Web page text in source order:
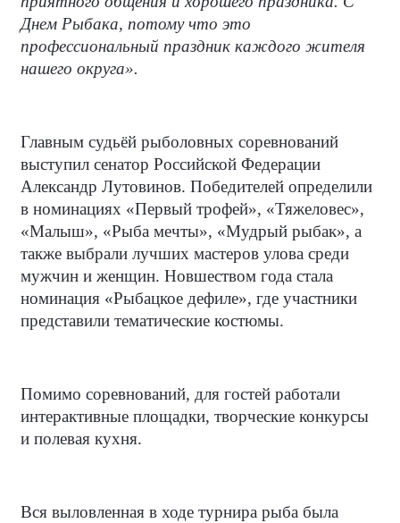
Днем Рыбака, потому что это
профессиональный праздник каждого жителя
нашего округа».
Главным судьёй рыболовных соревнований
выступил сенатор Российской Федерации
Александр Лутовинов. Победителей определили
в номинациях «Первый трофей», «Тяжеловес»,
«Малыш», «Рыба мечты», «Мудрый рыбак», а
также выбрали лучших мастеров улова среди
мужчин и женщин. Новшеством года стала
номинация «Рыбацкое дефиле», где участники
представили тематические костюмы.
Помимо соревнований, для гостей работали
интерактивные площадки, творческие конкурсы
и полевая кухня.
Вся выловленная в ходе турнира рыба была